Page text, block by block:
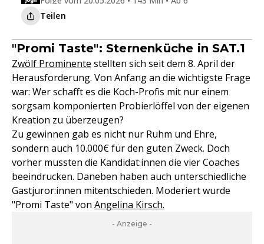
Teilen
"Promi Taste": Sternenküche in SAT.1
Zwölf Prominente stellten sich seit dem 8. April der
Herausforderung. Von Anfang an die wichtigste Frage
war: Wer schafft es die Koch-Profis mit nur einem
sorgsam komponierten Probierlöffel von der eigenen
Kreation zu überzeugen?
Zu gewinnen gab es nicht nur Ruhm und Ehre,
sondern auch 10.000€ für den guten Zweck. Doch
vorher mussten die Kandidat:innen die vier Coaches
beeindrucken. Daneben haben auch unterschiedliche
Gastjuror:innen mitentschieden. Moderiert wurde
"Promi Taste" von Angelina Kirsch.
- Anzeige -